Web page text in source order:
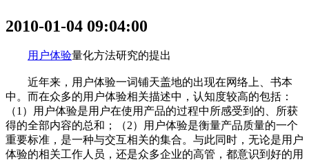
2010-01-04 09:04:00
用户体验量化方法研究的提出
近年来，用户体验一词铺天盖地的出现在网络上、书本
中。而在众多的用户体验相关描述中，认知度较高的包括：
（1）用户体验是用户在使用产品的过程中所感受到的、所获
得的全部内容的总和；（2）用户体验是衡量产品质量的一个
重要标准，是一种与交互相关的集合。与此同时，无论是用户
体验的相关工作人员，还是众多企业的高管，都意识到好的用